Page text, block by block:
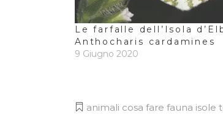
Le farfalle dell’Isola
Anthocharis cardamines
9 Giugno 2020
animali cosa fare fauna isole